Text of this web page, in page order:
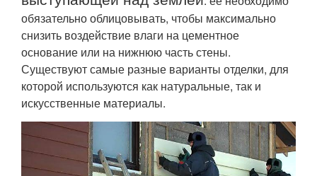
обязательно облицовывать, чтобы максимально
снизить воздействие влаги на цементное
основание или на нижнюю часть стены.
Существуют самые разные варианты отделки, для
которой используются как натуральные, так и
искусственные материалы.